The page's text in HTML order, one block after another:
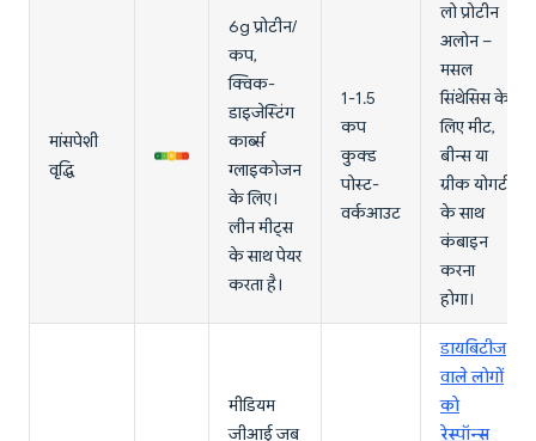
मांसपेशी
वृद्धि
6g प्रोटीन/
कप,
क्विक-
डाइजेस्टिंग
कार्ब्स
ग्लाइकोजन
के लिए।
लीन मीट्स
के साथ पेयर
करता है।
1-1.5
कप
कुक्ड
पोस्ट-
वर्कआउट
लो प्रोटीन
अलोन –
मसल
सिंथेसिस के
लिए मीट,
बीन्स या
ग्रीक योगर्ट
के साथ
कंबाइन
करना
होगा।
मीडियम
जीआई जब
डायबिटीज
वाले लोगों
को
रेस्पॉन्स